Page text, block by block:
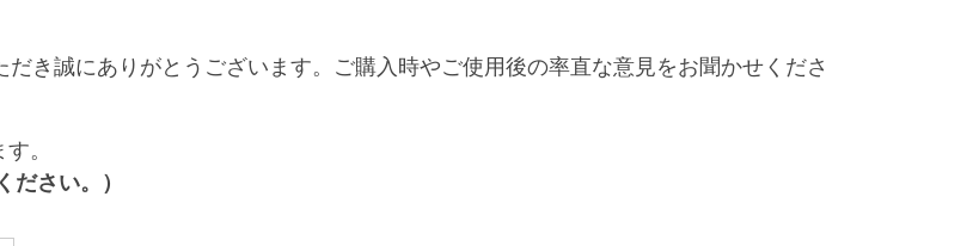
き誠にありがとうございます。ご購入時やご使用後の率直な意見をお聞かせくださ
。
さい。）